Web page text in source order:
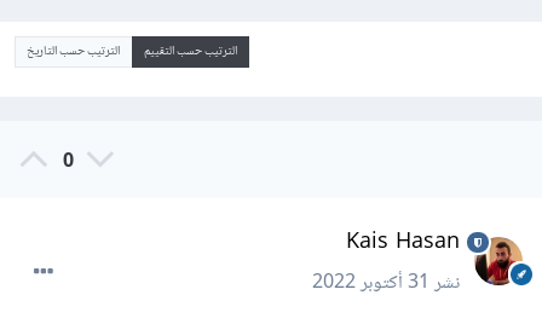
الترتيب حسب التقييم الترتيب حسب التاريخ
0
Kais Hasan
نشر31 أكتوبر 2022